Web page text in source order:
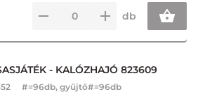
db
- KALÓZHAJÓ 823609
#=96db, gyűjtő#=96db